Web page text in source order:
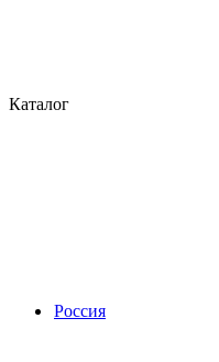
Каталог
Россия